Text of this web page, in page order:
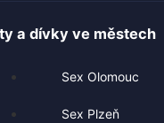
a dívky ve městech
Sex Olomouc
Sex Plzeň